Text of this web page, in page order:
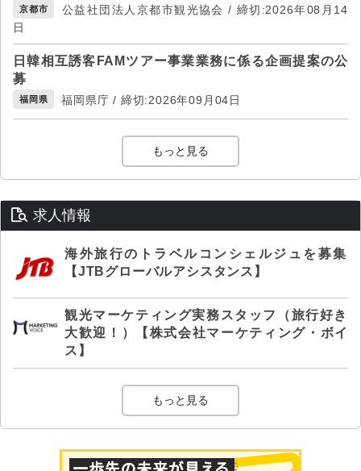
京都市
公益社団法人京都市観光協会 / 締切:2026年08月14
日
日韓相互誘客FAMツアー事業業務に係る企画提案の公
募
福岡県 福岡県庁 / 締切:2026年09月04日
もっと見る
求人情報
海外旅行のトラベルコンシェルジュを募集
【JTBグローバルアシスタンス】
観光マーケティング実務スタッフ（旅行好き
大歓迎！）【株式会社マーケティング・ボイ
ス】
もっと見る